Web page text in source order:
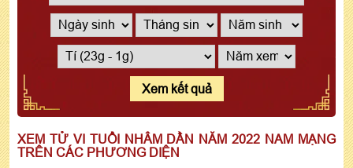
Xem kết quả
XEM TỬ VI TUỔI NHÂM DẦN NĂM 2022 NAM MẠNG
TRÊN CÁC PHƯƠNG DIỆN